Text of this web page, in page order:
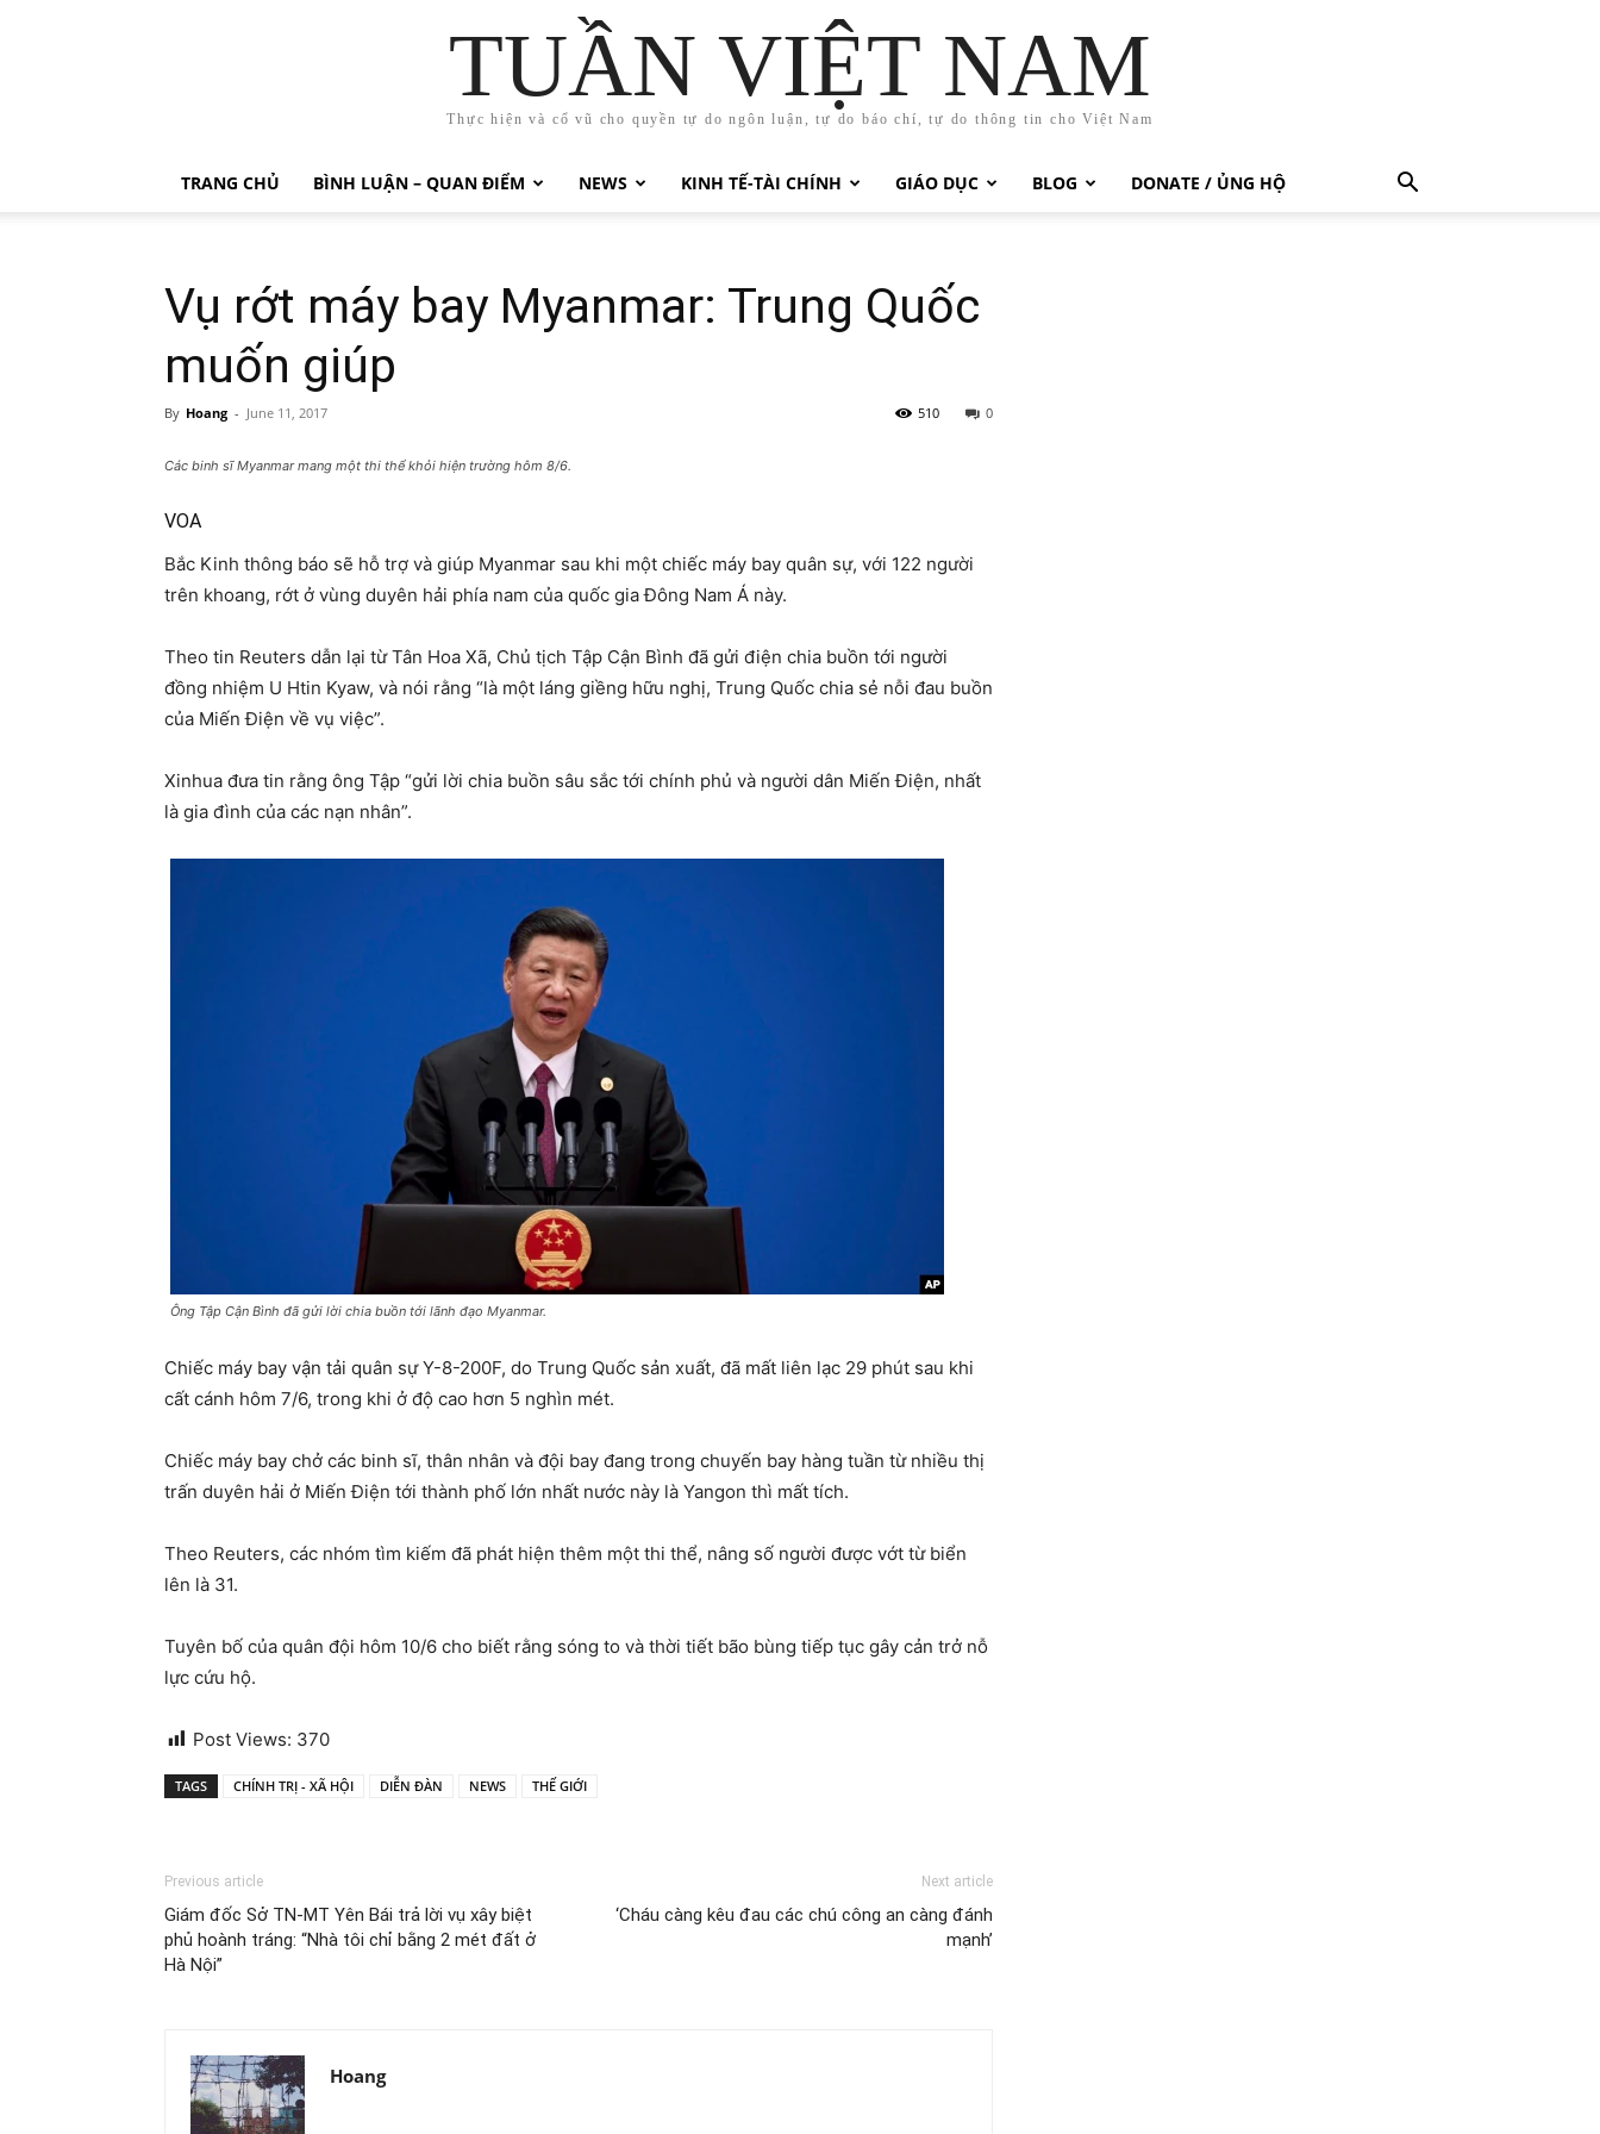
TUẦN VIỆT NAM
Thực hiện và cổ vũ cho quyền tự do ngôn luận, tự do báo chí, tự do thông tin cho Việt Nam
TRANG CHỦ BÌNH LUẬN – QUAN ĐIỂM NEWS KINH TẾ-TÀI CHÍNH GIÁO DỤC BLOG DONATE / ỦNG HỘ
Vụ rớt máy bay Myanmar: Trung Quốc
muốn giúp
By Hoang - June 11, 2017 0
510
Các binh sĩ Myanmar mang một thi thể khỏi hiện trường hôm 8/6.
VOA
Bắc Kinh thông báo sẽ hỗ trợ và giúp Myanmar sau khi một chiếc máy bay quân sự, với 122 người
trên khoang, rớt ở vùng duyên hải phía nam của quốc gia Đông Nam Á này.
Theo tin Reuters dẫn lại từ Tân Hoa Xã, Chủ tịch Tập Cận Bình đã gửi điện chia buồn tới người
đồng nhiệm U Htin Kyaw, và nói rằng “là một láng giềng hữu nghị, Trung Quốc chia sẻ nỗi đau buồn
của Miến Điện về vụ việc”.
Xinhua đưa tin rằng ông Tập “gửi lời chia buồn sâu sắc tới chính phủ và người dân Miến Điện, nhất
là gia đình của các nạn nhân”.
Ông Tập Cận Bình đã gửi lời chia buồn tới lãnh đạo Myanmar.
​Chiếc máy bay vận tải quân sự Y-8-200F, do Trung Quốc sản xuất, đã mất liên lạc 29 phút sau khi
cất cánh hôm 7/6, trong khi ở độ cao hơn 5 nghìn mét.
Chiếc máy bay chở các binh sĩ, thân nhân và đội bay đang trong chuyến bay hàng tuần từ nhiều thị
trấn duyên hải ở Miến Điện tới thành phố lớn nhất nước này là Yangon thì mất tích.
Theo Reuters, các nhóm tìm kiếm đã phát hiện thêm một thi thể, nâng số người được vớt từ biển
lên là 31.
Tuyên bố của quân đội hôm 10/6 cho biết rằng sóng to và thời tiết bão bùng tiếp tục gây cản trở nỗ
lực cứu hộ.
Post Views: 370
TAGS CHÍNH TRỊ - XÃ HỘI DIỄN ĐÀN NEWS THẾ GIỚI
Previous article
Giám đốc Sở TN-MT Yên Bái trả lời vụ xây biệt
phủ hoành tráng: “Nhà tôi chỉ bằng 2 mét đất ở
Hà Nội”
Next article
‘Cháu càng kêu đau các chú công an càng đánh
mạnh’
Hoang